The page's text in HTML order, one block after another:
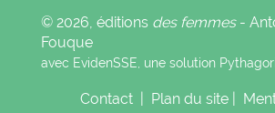
© 2026, éditions des femmes-
Fouque
avec EvidenSSE, une solution
Contact Plan du site